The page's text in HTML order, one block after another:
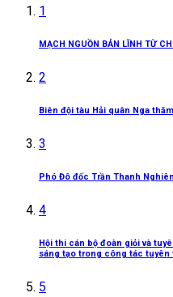
1
MẠCH NGUỒN BẢN LĨNH TỪ
2
Biên đội tàu Hải quân Nga
3
Phó Đô đốc Trần Thanh
4
Hội thi cán bộ đoàn giỏi và
sáng tạo trong công tác tuyên
5